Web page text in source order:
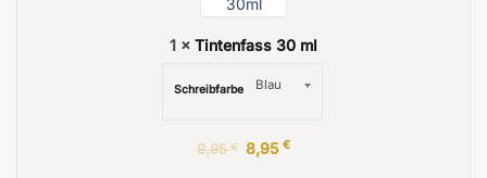
1 × Tintenfass 30 ml
Schreibfarbe
9,95€ 8,95 €